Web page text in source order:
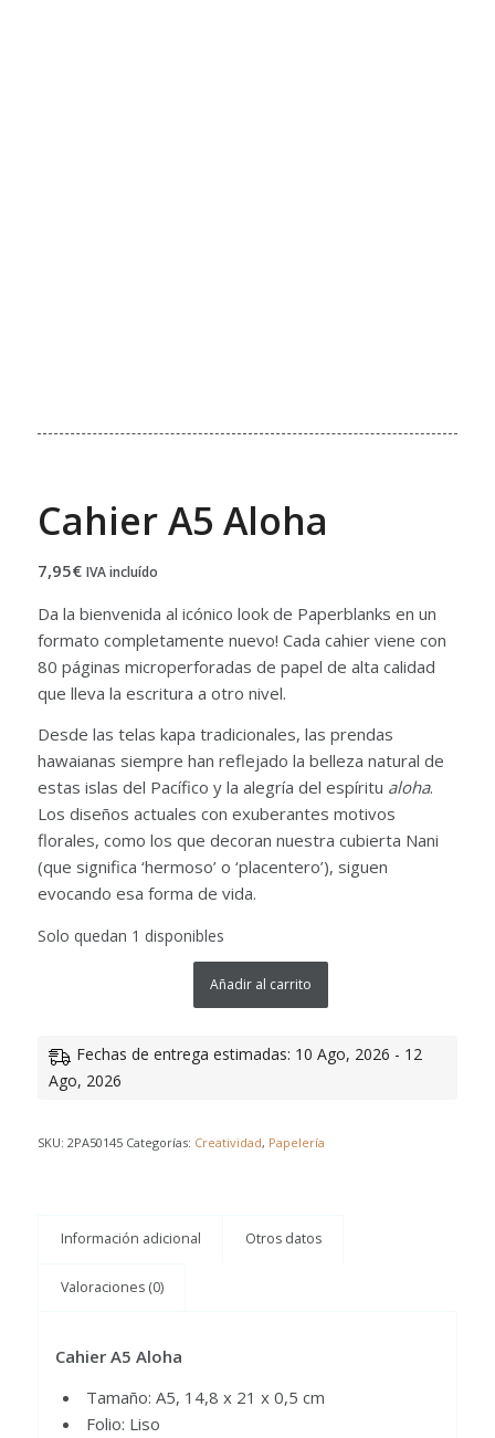
Cahier A5 Aloha
7,95€ IVA incluído
Da la bienvenida al icónico look de Paperblanks en un
formato completamente nuevo! Cada cahier viene con
80 páginas microperforadas de papel de alta calidad
que lleva la escritura a otro nivel.
Desde las telas kapa tradicionales, las prendas
hawaianas siempre han reflejado la belleza natural de
estas islas del Pacífico y la alegría del espíritu aloha.
Los diseños actuales con exuberantes motivos
florales, como los que decoran nuestra cubierta Nani
(que significa ‘hermoso’ o ‘placentero’), siguen
evocando esa forma de vida.
Solo quedan 1 disponibles
Añadir al carrito
Fechas de entrega estimadas: 10 Ago, 2026 - 12
Ago, 2026
SKU: 2PA50145 Categorías: Creatividad, Papelería
Información adicional Otros datos
Valoraciones (0)
Cahier A5 Aloha
Tamaño: A5, 14,8 x 21 x 0,5 cm
Folio: Liso